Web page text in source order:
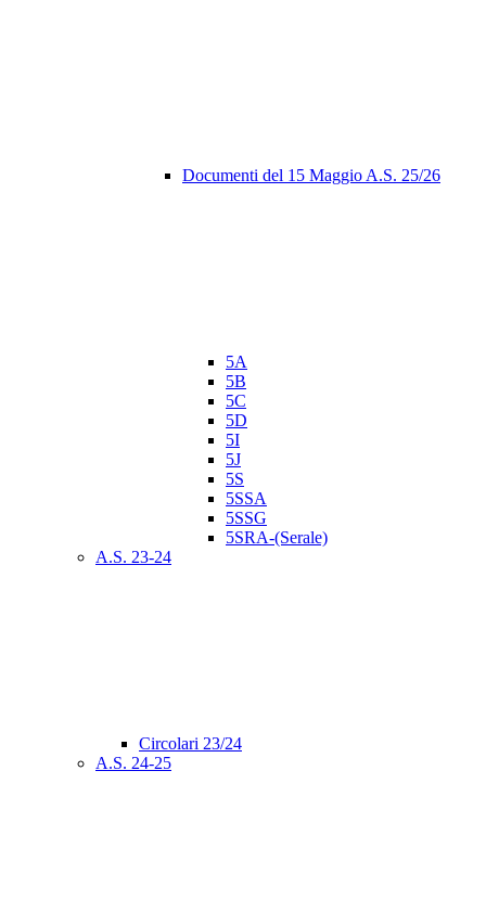
Documenti del 15 Maggio A.S. 25/26
5A
5B
5C
5D
5I
5J
5S
5SSA
5SSG
5SRA-(Serale)
A.S. 23-24
Circolari 23/24
A.S. 24-25